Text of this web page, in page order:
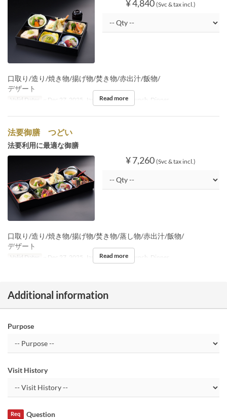
¥ 4,840 (Svc & tax incl.)
口取り/造り/焼き物/揚げ物/焚き物/赤出汁/飯物/
デザート
Valid Dates ~ Dec 27, 2025, Jan 05 ~ Meals Lunch, Dinner
Read more
法要御膳 つどい
法要利用に最適な御膳
¥ 7,260 (Svc & tax incl.)
口取り/造り/焼き物/揚げ物/焚き物/蒸し物/赤出汁/飯物/
デザート
Valid Dates ~ Dec 27, 2025, Jan 05 ~ Meals Lunch, Dinner
Read more
Additional information
Purpose
Visit History
Question
Req